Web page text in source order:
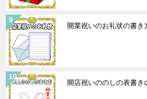
開業祝いのお礼状の書き
開店祝いののしの表書き